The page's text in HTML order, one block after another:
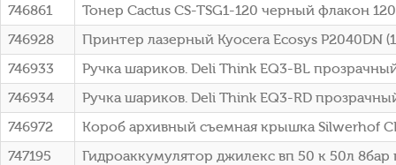
746861
Тонер Cactus CS-TSG1-120 черный флакон
746928
Принтер лазерный Kyocera Ecosys P2040DN
746933
Ручка шариков. Deli Think EQ3-BL
746934
Ручка шариков. Deli Think EQ3-RD
746972
Короб архивный съемная крышка Silwerhof
747195
Гидроаккумулятор джилекс вп 50 к 50л 8бар